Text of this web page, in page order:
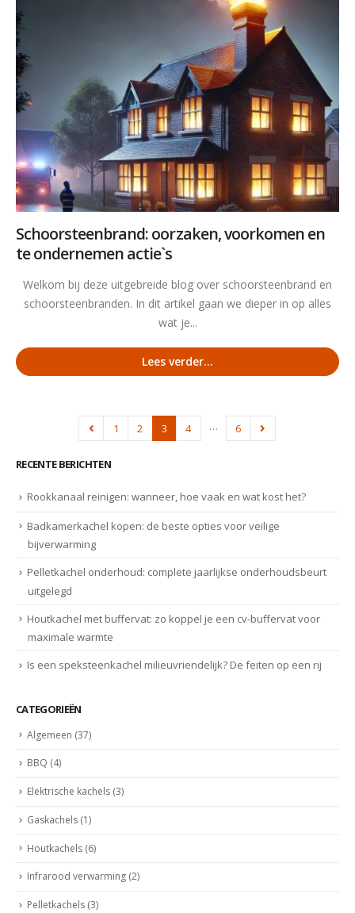
Schoorsteenbrand: oorzaken, voorkomen en
te ondernemen actie`s
Welkom bij deze uitgebreide blog over schoorsteenbrand en
schoorsteenbranden. In dit artikel gaan we dieper in op alles
wat je...
Lees verder...
1 2 3 4 … 6
RECENTE BERICHTEN
Rookkanaal reinigen: wanneer, hoe vaak en wat kost het?
Badkamerkachel kopen: de beste opties voor veilige
bijverwarming
Pelletkachel onderhoud: complete jaarlijkse onderhoudsbeurt
uitgelegd
Houtkachel met buffervat: zo koppel je een cv-buffervat voor
maximale warmte
Is een speksteenkachel milieuvriendelijk? De feiten op een rij
CATEGORIEËN
Algemeen (37)
BBQ (4)
Elektrische kachels (3)
Gaskachels (1)
Houtkachels (6)
Infrarood verwarming (2)
Pelletkachels (3)